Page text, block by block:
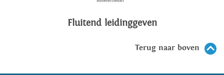
Fluitend leidinggeven
Terug naar boven